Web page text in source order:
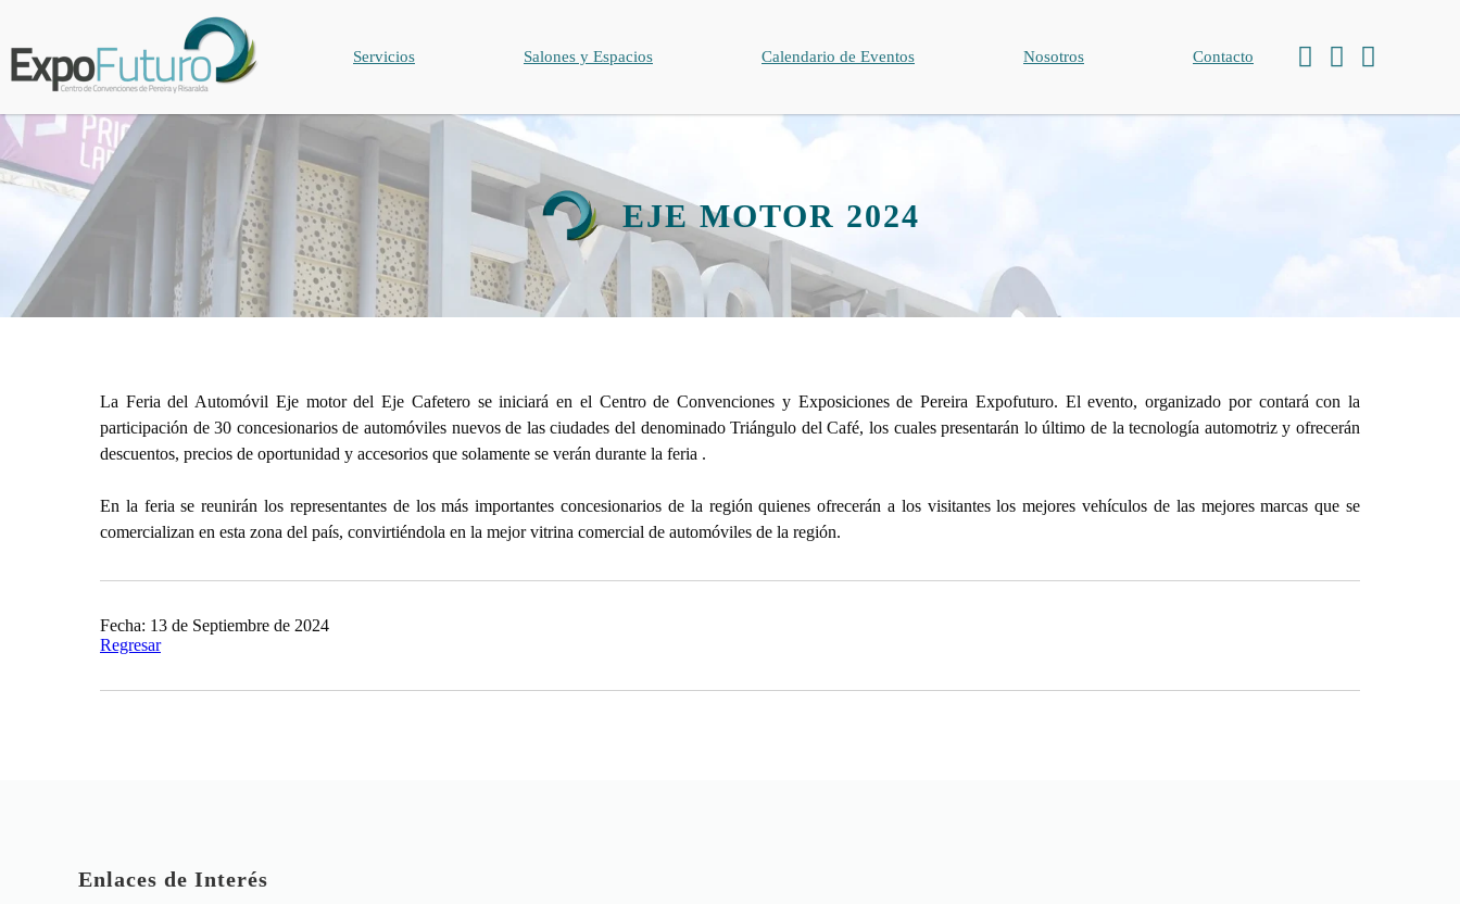
Servicios Salones y Espacios Calendario de Eventos Nosotros Contacto
EJE MOTOR 2024
La Feria del Automóvil Eje motor del Eje Cafetero se iniciará en el Centro de Convenciones y Exposiciones de Pereira Expofuturo. El evento, organizado por contará con la
participación de 30 concesionarios de automóviles nuevos de las ciudades del denominado Triángulo del Café, los cuales presentarán lo último de la tecnología automotriz y ofrecerán
descuentos, precios de oportunidad y accesorios que solamente se verán durante la feria .
En la feria se reunirán los representantes de los más importantes concesionarios de la región quienes ofrecerán a los visitantes los mejores vehículos de las mejores marcas que se
comercializan en esta zona del país, convirtiéndola en la mejor vitrina comercial de automóviles de la región.
Fecha: 13 de Septiembre de 2024
Regresar
Enlaces de Interés